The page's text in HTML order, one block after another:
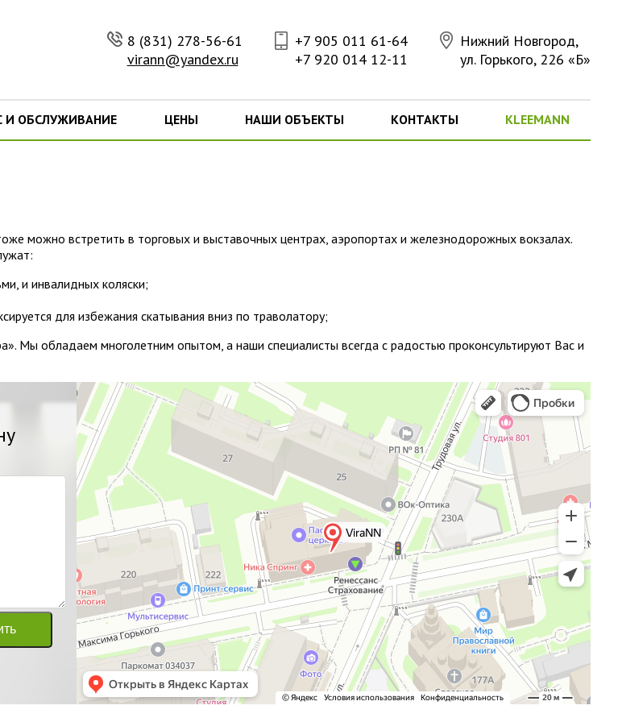
8 (831) 278-56-61
virann@yandex.ru
+7 905 011 61-64
+7 920 014 12-11
Нижний Новгород,
ул. Горького, 226 «Б»
И ОБСЛУЖИВАНИЕ ЦЕНЫ НАШИ ОБЪЕКТЫ КОНТАКТЫ KLEEMANN
можно встретить в торговых и выставочных центрах, аэропортах и железнодорожных вокзалах.
и инвалидных коляски;
для избежания скатывания вниз по траволатору;
Мы обладаем многолетним опытом, а наши специалисты всегда с радостью проконсультируют Вас и